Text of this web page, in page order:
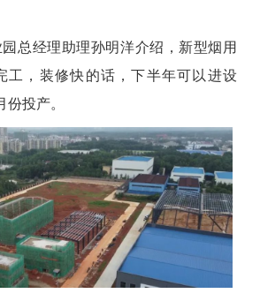
总经理助理孙明洋介绍，新型烟用
工，装修快的话，下半年可以进设
投产。